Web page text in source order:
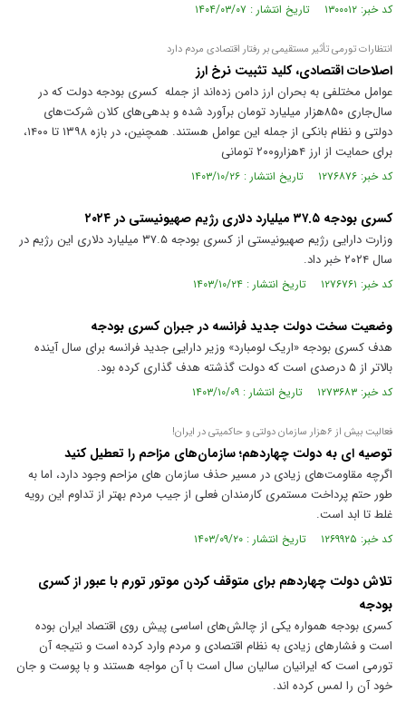
کد خبر: ۱۳۰۰۰۱۲ تاریخ انتشار : ۱۴۰۴/۰۳/۰۷
انتظارات تورمی تأثیر مستقیمی بر رفتار اقتصادی مردم دارد
اصلاحات اقتصادی، کلید تثبیت نرخ ارز
عوامل مختلفی به بحران ارز دامن زده‌اند از جمله کسری بودجه دولت که در
سال‌جاری ۸۵۰هزار میلیارد تومان برآورد شده و بدهی‌های کلان شرکت‌های
دولتی و نظام بانکی از جمله این عوامل هستند. همچنین، در بازه ۱۳۹۸ تا ۱۴۰۰،
برای حمایت از ارز ۴هزارو۲۰۰ تومانی
کد خبر: ۱۲۷۶۸۷۶ تاریخ انتشار : ۱۴۰۳/۱۰/۲۶
کسری بودجه ۳۷.۵ میلیارد دلاری رژیم صهیونیستی در ۲۰۲۴
وزارت دارایی رژیم صهیونیستی از کسری بودجه ۳۷.۵ میلیارد دلاری این رژیم در
سال ۲۰۲۴ خبر داد.
کد خبر: ۱۲۷۶۷۶۱ تاریخ انتشار : ۱۴۰۳/۱۰/۲۴
وضعیت سخت دولت جدید فرانسه در جبران کسری بودجه
هدف کسری بودجه «اریک لومبارد» وزیر دارایی جدید فرانسه برای سال آینده
بالاتر از ۵ درصدی است که دولت گذشته هدف گذاری کرده بود.
کد خبر: ۱۲۷۳۶۸۳ تاریخ انتشار : ۱۴۰۳/۱۰/۰۹
فعالیت بیش از ۶هزار سازمان دولتی و حاکمیتی در ایران!
توصیه ای به دولت چهاردهم؛ سازمان‌های مزاحم را تعطیل کنید
اگرچه مقاومت‌های زیادی در مسیر حذف سازمان های مزاحم وجود دارد، اما به
طور حتم پرداخت مستمری کارمندان فعلی از جیب مردم بهتر از تداوم این رویه
غلط تا ابد است.
کد خبر: ۱۲۶۹۹۲۵ تاریخ انتشار : ۱۴۰۳/۰۹/۲۰
تلاش دولت چهاردهم برای متوقف کردن موتور تورم با عبور از کسری
بودجه
کسری بودجه همواره یکی از چالش‌های اساسی پیش روی اقتصاد ایران بوده
است و فشار‌های زیادی به نظام اقتصادی و مردم وارد کرده است و نتیجه آن
تورمی است که ایرانیان سالیان سال است با آن مواجه هستند و با پوست و جان
خود آن را لمس کرده اند.